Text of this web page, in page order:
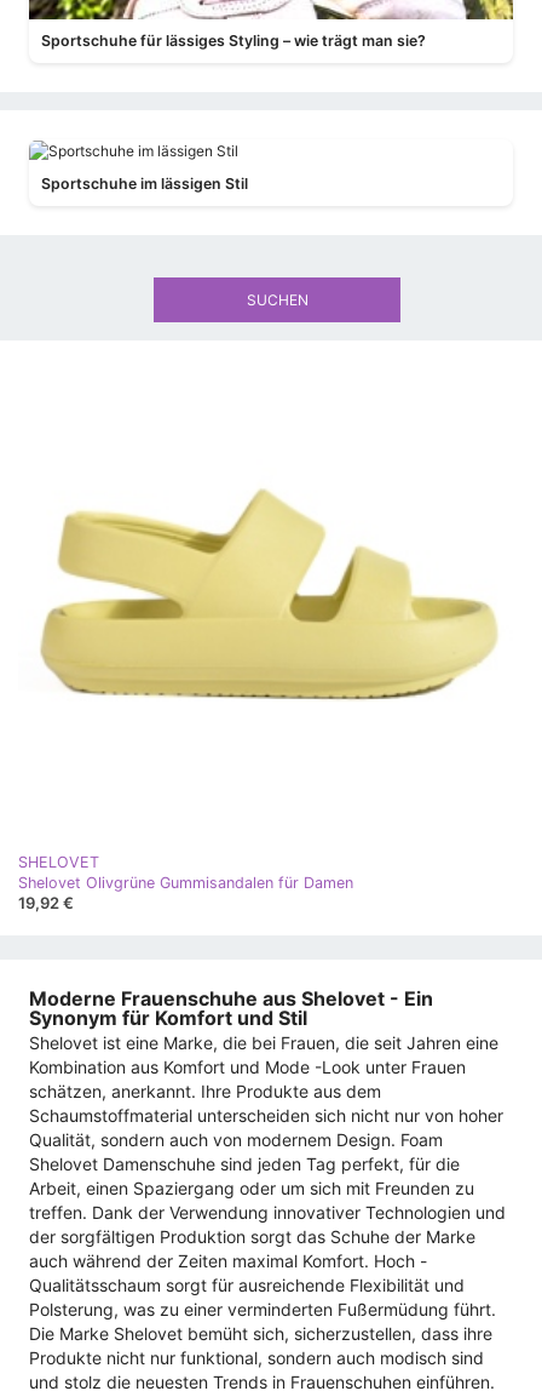
Sportschuhe für lässiges Styling – wie trägt man sie?
Sportschuhe im lässigen Stil
SHELOVET
Shelovet Olivgrüne Gummisandalen für Damen
19,92 €
Moderne Frauenschuhe aus Shelovet - Ein
Synonym für Komfort und Stil
Shelovet ist eine Marke, die bei Frauen, die seit Jahren eine
Kombination aus Komfort und Mode -Look unter Frauen
schätzen, anerkannt. Ihre Produkte aus dem
Schaumstoffmaterial unterscheiden sich nicht nur von hoher
Qualität, sondern auch von modernem Design. Foam
Shelovet Damenschuhe sind jeden Tag perfekt, für die
Arbeit, einen Spaziergang oder um sich mit Freunden zu
treffen. Dank der Verwendung innovativer Technologien und
der sorgfältigen Produktion sorgt das Schuhe der Marke
auch während der Zeiten maximal Komfort. Hoch -
Qualitätsschaum sorgt für ausreichende Flexibilität und
Polsterung, was zu einer verminderten Fußermüdung führt.
Die Marke Shelovet bemüht sich, sicherzustellen, dass ihre
Produkte nicht nur funktional, sondern auch modisch sind
und stolz die neuesten Trends in Frauenschuhen einführen.
SUCHEN